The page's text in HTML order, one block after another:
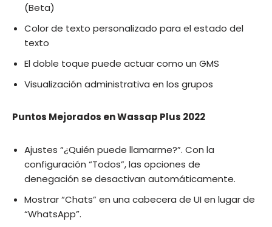
(Beta)
Color de texto personalizado para el estado del
texto
El doble toque puede actuar como un GMS
Visualización administrativa en los grupos
Puntos Mejorados en Wassap Plus 2022
Ajustes “¿Quién puede llamarme?”. Con la
configuración “Todos”, las opciones de
denegación se desactivan automáticamente.
Mostrar “Chats” en una cabecera de UI en lugar de
“WhatsApp”.